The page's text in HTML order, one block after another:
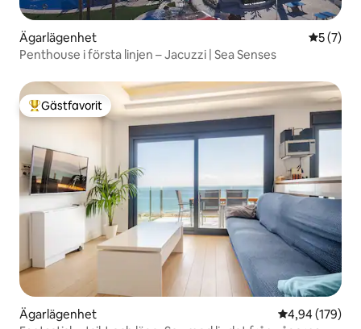
Ägarlägenhet 5 av 5 i
5 (7)
Penthouse i första linjen – Jacuzzi | Sea Senses
Populär gästfavorit
Gästfavorit
Ägarlägenhet 4,94 av 5 i
4,94 (179)